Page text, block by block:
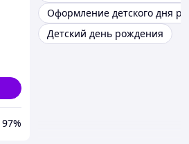
97%
Оформление детского дня
Детский день рождения